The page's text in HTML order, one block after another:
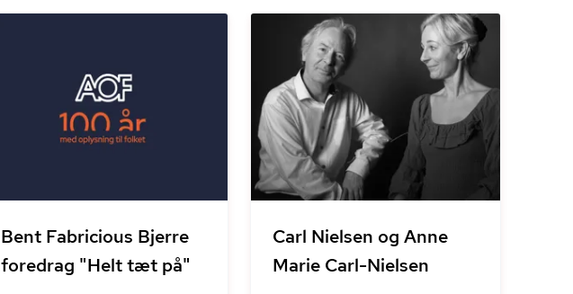
Bent Fabricious Bjerre
foredrag "Helt tæt på"
Carl Nielsen og Anne
Marie Carl-Nielsen